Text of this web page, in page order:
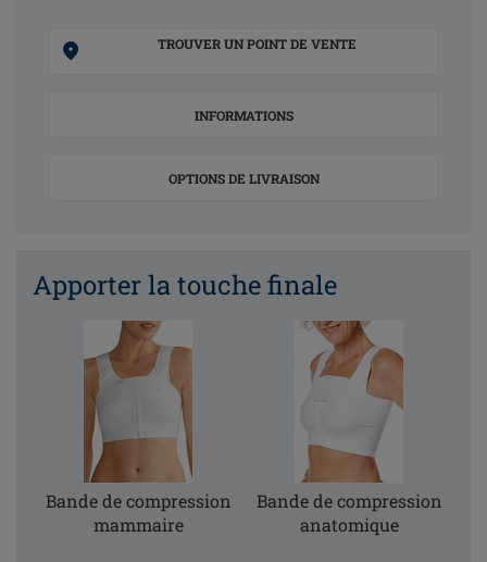
TROUVER UN POINT DE VENTE
INFORMATIONS
OPTIONS DE LIVRAISON
Apporter la touche finale
Bande de compression
mammaire
Bande de compression
anatomique